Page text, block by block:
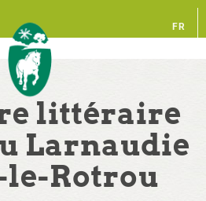
FR
littéraire
Larnaudie
le-Rotrou